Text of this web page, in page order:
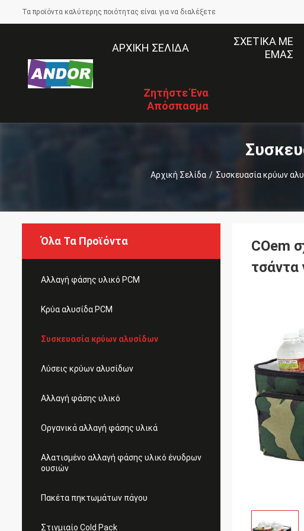
Τα προϊόντα καλύτερης ποιότητας είναι για να διαλέξετε
ΑΡΧΙΚΉ ΣΕΛΊΔΑ
ΣΧΕΤΙΚΆ ΜΕ
ΕΜΆΣ
Ζητήστε Ένα
Απόσπασμα
Αρχική Σελίδα / Συσκευασία κρύων
Όλα Τα Προϊόντα
Αλλαγή φάσης υλικό PCM
Κρύα αλυσίδα PCM
Συσκευασία κρύων αλυσίδων
Λύσεις κρύων αλυσίδων
Αλλαγή φάσης υλικό
Οργανικά αλλαγή φάσης υλικά
Αλατισμένο αλλαγή φάσης υλικό ένυδρων
ουσιών
Πακέτα πηκτωμάτων πάγου
Στιγμιαίο Cold Pack
COem
τσάντα